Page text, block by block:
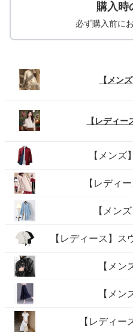
購入時
必ず購入前に
【メン
【レディー
【メンズ
【レディ
【メン
【レディース】ス
【メン
【メン
【レディー